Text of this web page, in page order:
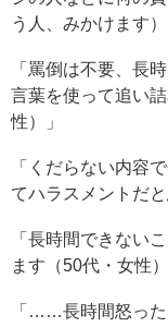
う人、みかけます
「罵倒は不要、長
言葉を使って追い
性）」
「くだらない内容
てハラスメントだ
「長時間できない
ます（50代・女性）
「……長時間怒っ